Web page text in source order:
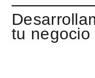
tu negocio